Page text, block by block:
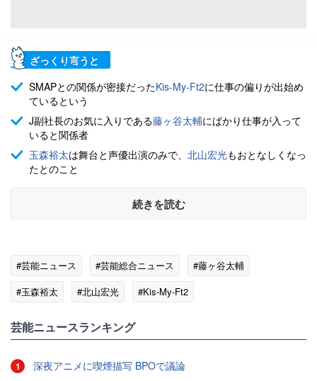
ざっくり言うと
SMAPとの関係が密接だったKis-My-Ft2に仕事の偏りが出始め
ているという
J副社長のお気に入りである藤ヶ谷太輔にばかり仕事が入って
いると関係者
玉森裕太は舞台と声優出演のみで、 北山宏光もおとなしくなっ
たとのこと
続きを読む
#芸能ニュース #芸能総合ニュース
#藤ヶ谷太輔
#玉森裕太
#北山宏光
#Kis-My-Ft2
芸能ニュースランキング
1 深夜アニメに喫煙描写 BPOで議論